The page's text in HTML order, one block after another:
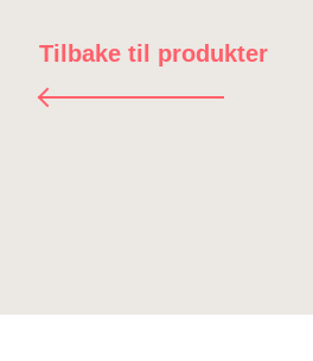
Tilbake til produkter